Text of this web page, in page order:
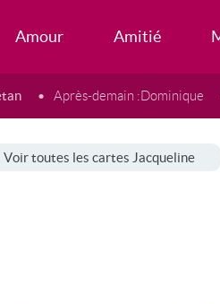
Amour Amitié
Après-demain :Dominique
Voir toutes les cartes Jacqueline